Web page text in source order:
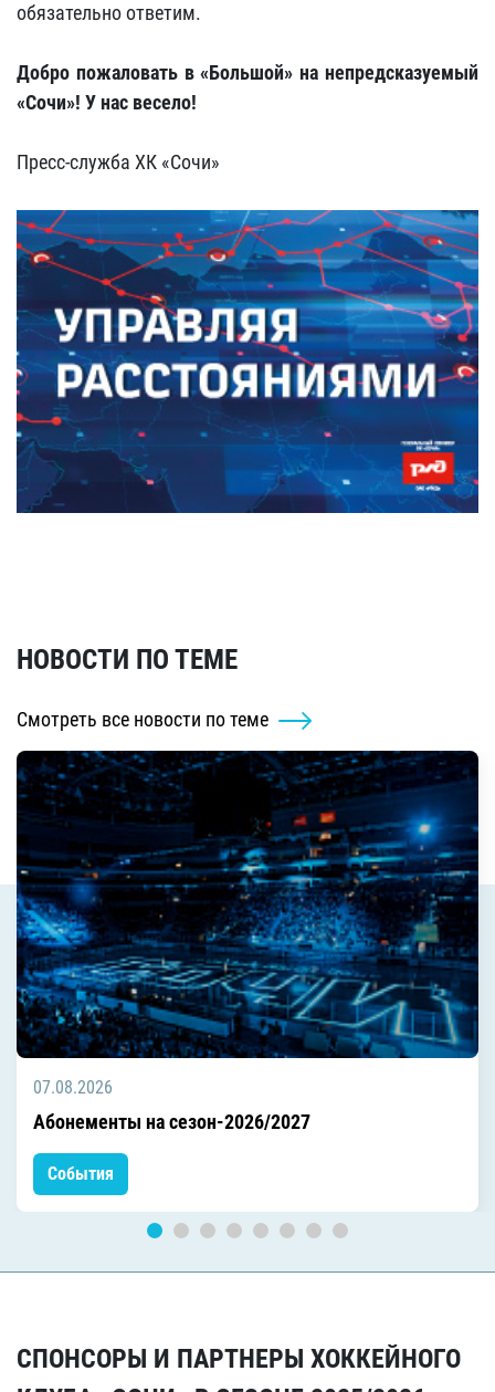
обязательно ответим.
Добро пожаловать в «Большой» на непредсказуемый
«Сочи»! У нас весело!
Пресс-служба ХК «Сочи»
НОВОСТИ ПО ТЕМЕ
Смотреть все новости по теме
07.08.2026
Абонементы на сезон-2026/2027
События
СПОНСОРЫ И ПАРТНЕРЫ ХОККЕЙНОГО